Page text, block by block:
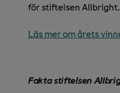
för stiftelsen Allbright.
Läs mer om årets
Fakta stiftelsen